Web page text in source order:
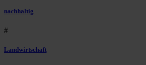
nachhaltig
#
Landwirtschaft